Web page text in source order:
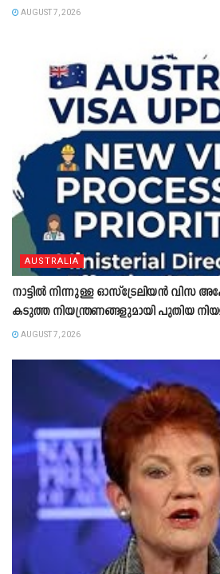
AUGUST 7, 2026
AUSTRALIA
നാട്ടിൽ നിന്നുള്ള ഓസ്‌ട്രേലിയൻ വിസ
കടുത്ത നിയന്ത്രണങ്ങളുമായി പുതിയ
AUGUST 7, 2026